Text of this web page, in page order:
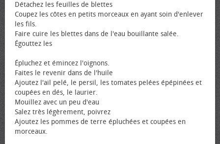
Détachez les feuilles de blettes
Coupez les côtes en petits morceaux en ayant soin d'enlever
les fils.
Faire cuire les blettes dans de l'eau bouillante salée.
Égouttez les
Épluchez et émincez l'oignons.
Faites le revenir dans de l'huile
Ajoutez l'ail pelé, le persil, les tomates pelées épépinées et
coupées en dés, le laurier.
Mouillez avec un peu d'eau
Salez très légèrement, poivrez
Ajoutez les pommes de terre épluchées et coupées en
morceaux.